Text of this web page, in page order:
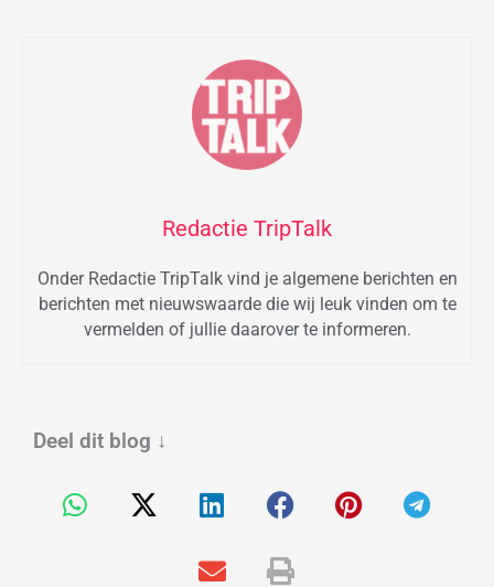
Redactie TripTalk
Onder Redactie TripTalk vind je algemene berichten en
berichten met nieuwswaarde die wij leuk vinden om te
vermelden of jullie daarover te informeren.
Deel dit blog ↓